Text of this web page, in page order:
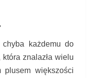
każdemu do
znalazła wielu
plusem większości